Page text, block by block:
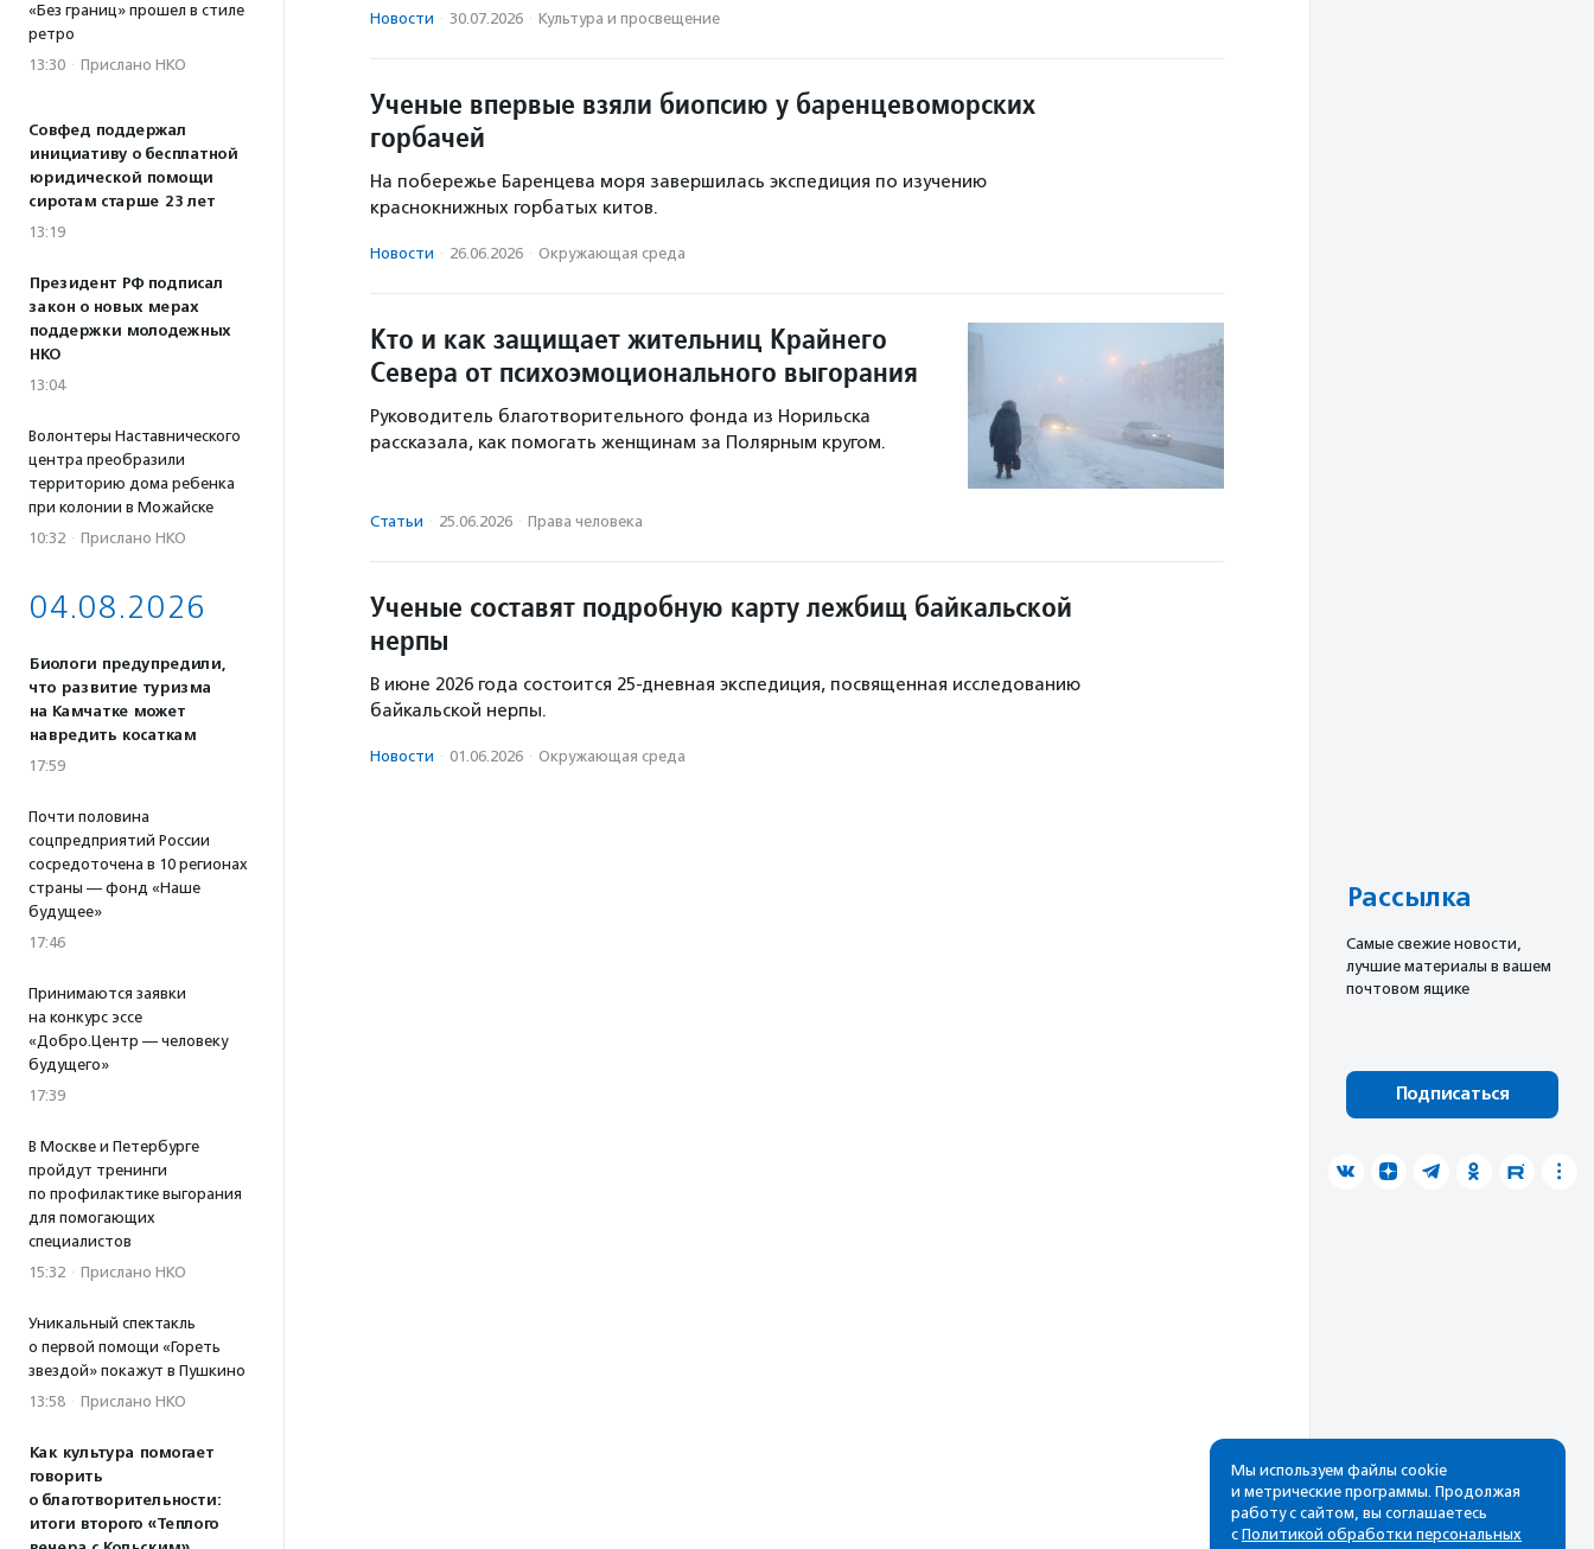
«Без границ» прошел в стиле
ретро
13:30 · Прислано НКО
Совфед поддержал
инициативу о бесплатной
юридической помощи
сиротам старше 23 лет
13:19
Президент РФ подписал
закон о новых мерах
поддержки молодежных
НКО
13:04
Волонтеры Наставнического
центра преобразили
территорию дома ребенка
при колонии в Можайске
10:32 · Прислано НКО
04.08.2026
Биологи предупредили,
что развитие туризма
на Камчатке может
навредить косаткам
17:59
Почти половина
соцпредприятий России
сосредоточена в 10 регионах
страны — фонд «Наше
будущее»
17:46
Принимаются заявки
на конкурс эссе
«Добро.Центр — человеку
будущего»
17:39
В Москве и Петербурге
пройдут тренинги
по профилактике выгорания
для помогающих
специалистов
15:32 · Прислано НКО
Уникальный спектакль
о первой помощи «Гореть
звездой» покажут в Пушкино
13:58 · Прислано НКО
Как культура помогает
говорить
о благотворительности:
итоги второго «Теплого
Новости · 30.07.2026 · Культура и просвещение
Ученые впервые взяли биопсию у баренцевоморских
горбачей
На побережье Баренцева моря завершилась экспедиция по изучению
краснокнижных горбатых китов.
Новости · 26.06.2026 · Окружающая среда
Кто и как защищает жительниц Крайнего
Севера от психоэмоционального выгорания
Руководитель благотворительного фонда из Норильска
рассказала, как помогать женщинам за Полярным кругом.
Статьи · 25.06.2026 · Права человека
Ученые составят подробную карту лежбищ байкальской
нерпы
В июне 2026 года состоится 25-дневная экспедиция, посвященная исследованию
байкальской нерпы.
Новости · 01.06.2026 · Окружающая среда
Рассылка
Cамые свежие новости,
лучшие материалы в вашем
почтовом ящике
Подписаться
Мы используем файлы cookie
и метрические программы. Продолжая
работу с сайтом, вы соглашаетесь
с Политикой обработки персональных